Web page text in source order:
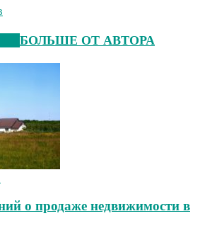
БОЛЬШЕ ОТ АВТОРА
о продаже недвижимости в